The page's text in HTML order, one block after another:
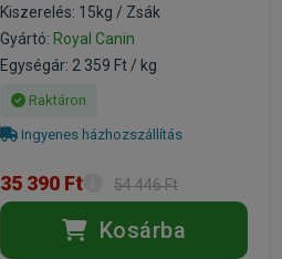
Kiszerelés: 15kg / Zsák
Gyártó: Royal Canin
Egységár: 2 359 Ft / kg
Raktáron
Ingyenes házhozszállítás
35 390 Ft 54 446 Ft
Kosárba